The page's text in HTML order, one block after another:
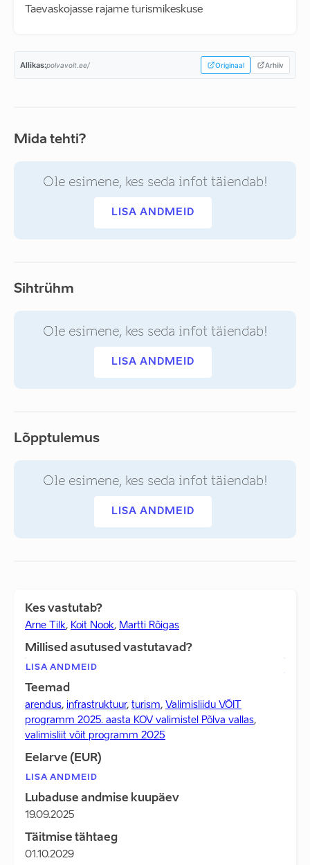
Taevaskojasse rajame turismikeskuse
Allikas:polvavoit.ee/ Originaal Arhiiv
Mida tehti?
Ole esimene, kes seda infot täiendab!
LISA ANDMEID
Sihtrühm
Ole esimene, kes seda infot täiendab!
LISA ANDMEID
Lõpptulemus
Ole esimene, kes seda infot täiendab!
LISA ANDMEID
Kes vastutab?
Arne Tilk, Koit Nook, Martti Rõigas
Millised asutused vastutavad?
LISA ANDMEID
Teemad
arendus, infrastruktuur, turism, Valimisliidu VÕIT
programm 2025. aasta KOV valimistel Põlva vallas,
valimisliit võit programm 2025
Eelarve (EUR)
LISA ANDMEID
Lubaduse andmise kuupäev
19.09.2025
Täitmise tähtaeg
01.10.2029